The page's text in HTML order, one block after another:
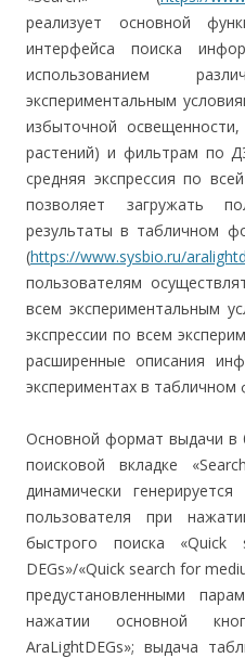
реализует основной
интерфейса поиска
использованием
экспериментальным
избыточной
растений) и фильтрам по
средняя экспрессия по
позволяет загружать
результаты в табличном
(https://www.sysbio.ru/
пользователям
всем экспериментальным
экспрессии по всем
расширенные описания
экспериментах в табличном
Основной формат выдачи в
поисковой вкладке
динамически
пользователя при
быстрого поиска
DEGs»/«Quick search for
предустановленными
нажатии основной
AraLightDEGs»; выдача